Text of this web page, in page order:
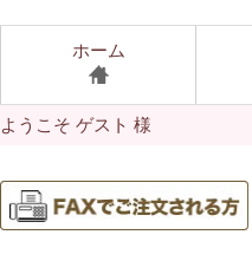
ホーム
ようこそ ゲスト 様